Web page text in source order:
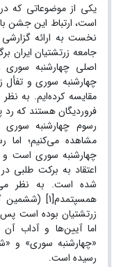
یکی از موضوعاتی که
است، ارتباط این جشن
نخست به ارائه گزارشی
جامعه زرتشتیان ایران
اصلی چهارشنبه ‌سوری
چهارشنبه ‌سوری و
مقایسه کرده‌ایم. به
فروردیگان هستند که رد
رسوم چهارشنبه ‌سوری
مشاهده می‌کنیم؛
چهارشنبه سوری است و
اعتقاد به برکت ‌طلبی
شده است. به نظر
همسپتمدم[1]
زرتشتیان بوده است
اما آیین‌ها و آداب
«چهارشنبه ‌سوری» و
رسیده است.